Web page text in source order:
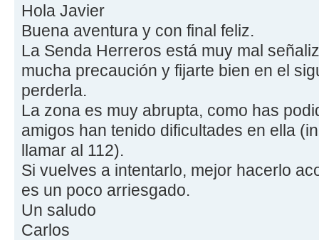
Hola Javier
Buena aventura y con final feliz.
La Senda Herreros está muy mal
mucha precaución y fijarte bien en el
perderla.
La zona es muy abrupta, como has
amigos han tenido dificultades en ella
llamar al 112).
Si vuelves a intentarlo, mejor hacerlo
es un poco arriesgado.
Un saludo
Carlos